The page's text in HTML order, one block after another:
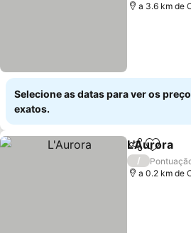
a 3.6 km de
Selecione as datas para ver os
exatos.
Partilhar
L'Aurora
/
a 0.2 km de